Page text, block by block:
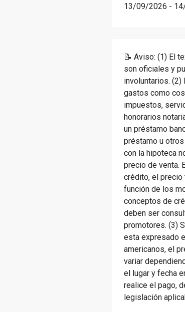
13/09/2026 -
📝 Aviso: (1) El
son oficiales y
involuntarios. (2)
gastos como
impuestos,
honorarios
un préstamo
préstamo u
con la hipoteca
precio de venta.
crédito, el precio
función de los
conceptos de
deben ser
promotores. (3)
esta expresado
americanos, el
variar
el lugar y fecha
realice el pago,
legislación